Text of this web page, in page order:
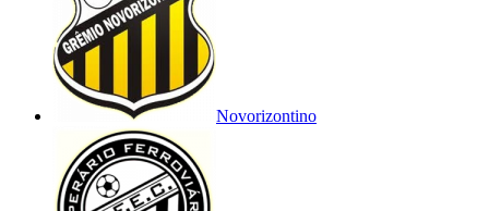
Novorizontino